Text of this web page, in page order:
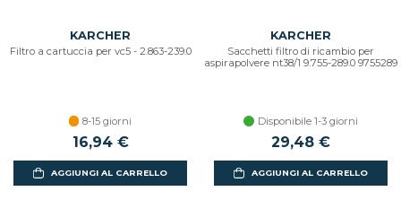
KARCHER
Filtro a cartuccia per vc5 - 2.863-239.0
8-15 giorni
16,94 €
AGGIUNGI AL CARRELLO
KARCHER
Sacchetti filtro di ricambio per
aspirapolvere nt38/1 9.755-289.0 9755289
Disponibile 1-3 giorni
29,48 €
AGGIUNGI AL CARRELLO